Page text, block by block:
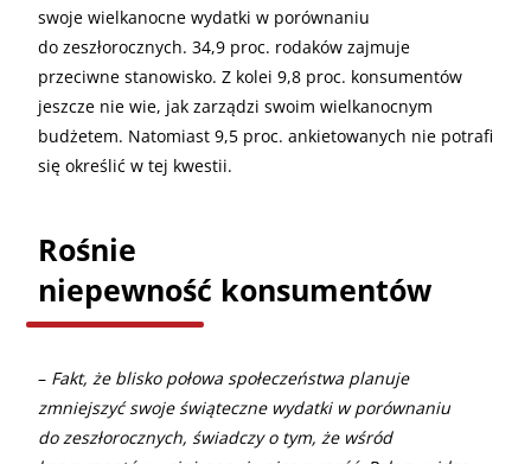
swoje wielkanocne wydatki w porównaniu
do zeszłorocznych. 34,9 proc. rodaków zajmuje
przeciwne stanowisko. Z kolei 9,8 proc. konsumentów
jeszcze nie wie, jak zarządzi swoim wielkanocnym
budżetem. Natomiast 9,5 proc. ankietowanych nie potrafi
się określić w tej kwestii.
Rośnie
niepewność konsumentów
– Fakt, że blisko połowa społeczeństwa planuje
zmniejszyć swoje świąteczne wydatki w porównaniu
do zeszłorocznych, świadczy o tym, że wśród